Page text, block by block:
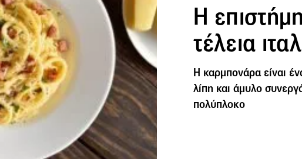
Η
τέλεια
Η καρμπονάρα είναι
λίπη και άμυλο
πολύπλοκο